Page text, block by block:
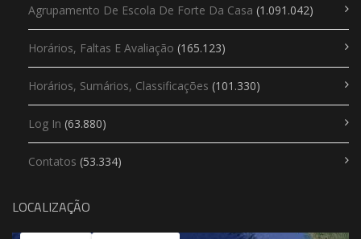
Agrupamento De Escola De Forte Da Casa (1.091.042)
Horários, Faltas E Avaliação (165.123)
Horários, Sumários, Classificações (101.330)
Log In (63.880)
Contatos (53.334)
LOCALIZAÇÃO